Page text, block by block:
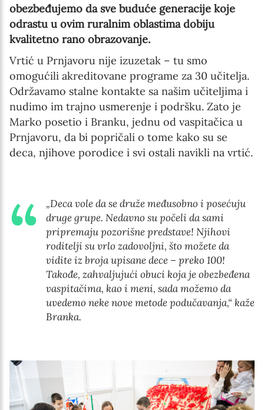
obezbeđujemo da sve buduće generacije koje
odrastu u ovim ruralnim oblastima dobiju
kvalitetno rano obrazovanje.
Vrtić u Prnjavoru nije izuzetak – tu smo
omogućili akreditovane programe za 30 učitelja.
Održavamo stalne kontakte sa našim učiteljima i
nudimo im trajno usmerenje i podršku. Zato je
Marko posetio i Branku, jednu od vaspitačica u
Prnjavoru, da bi popričali o tome kako su se
deca, njihove porodice i svi ostali navikli na vrtić.
„Deca vole da se druže međusobno i posećuju
druge grupe. Nedavno su počeli da sami
pripremaju pozorišne predstave! Njihovi
roditelji su vrlo zadovoljni, što možete da
vidite iz broja upisane dece – preko 100!
Takođe, zahvaljujući obuci koja je obezbeđena
vaspitačima, kao i meni, sada možemo da
uvedemo neke nove metode podučavanja,“ kaže
Branka.